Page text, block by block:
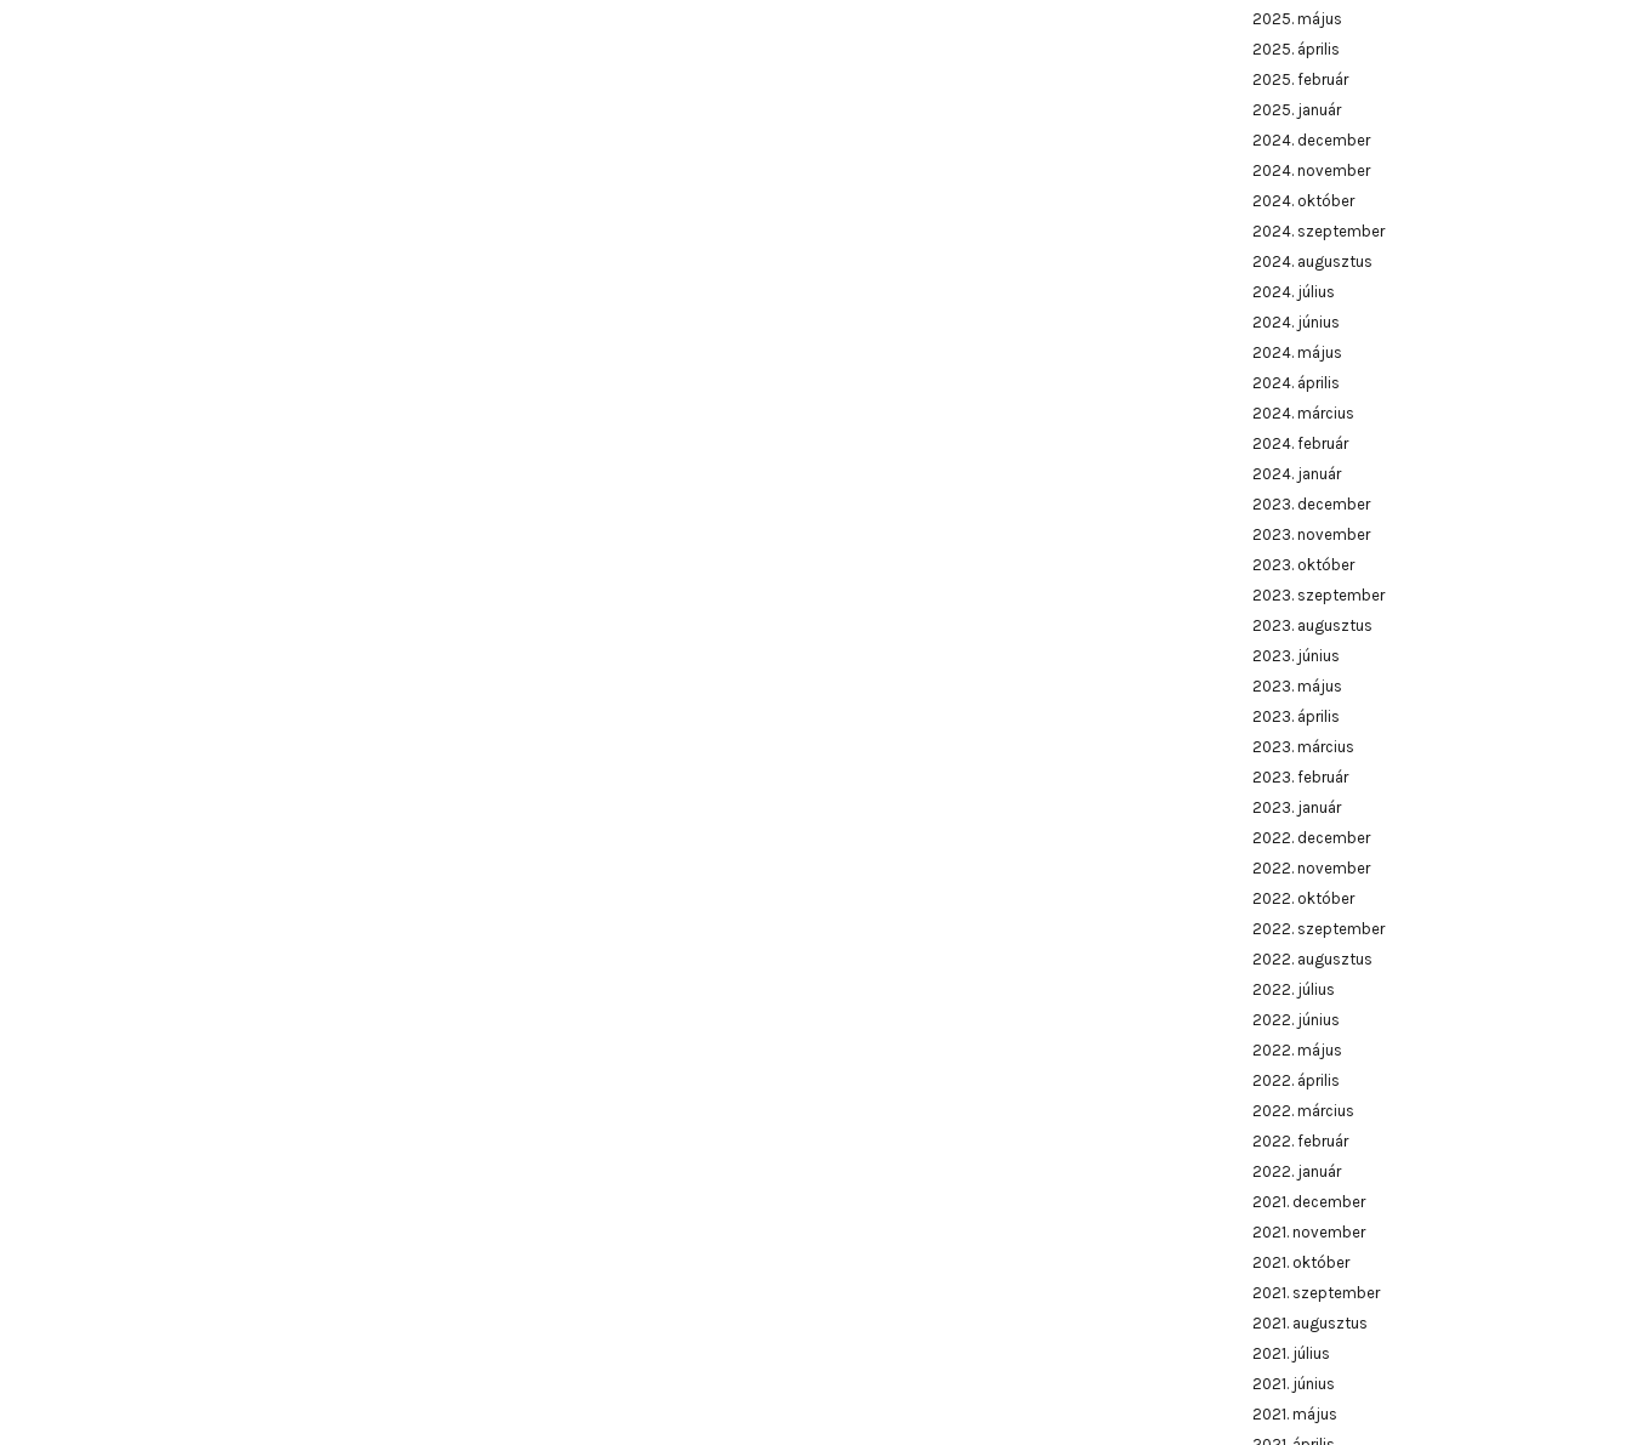
2025. május
2025. április
2025. február
2025. január
2024. december
2024. november
2024. október
2024. szeptember
2024. augusztus
2024. július
2024. június
2024. május
2024. április
2024. március
2024. február
2024. január
2023. december
2023. november
2023. október
2023. szeptember
2023. augusztus
2023. június
2023. május
2023. április
2023. március
2023. február
2023. január
2022. december
2022. november
2022. október
2022. szeptember
2022. augusztus
2022. július
2022. június
2022. május
2022. április
2022. március
2022. február
2022. január
2021. december
2021. november
2021. október
2021. szeptember
2021. augusztus
2021. július
2021. június
2021. május